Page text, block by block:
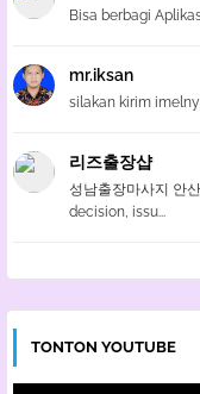
Bisa berbagi
mr.iksan
silakan kirim
리즈출장샵
성남출장마사지 안
decision, issu...
TONTON YOUTUBE